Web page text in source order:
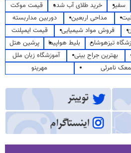
سفیر خرید طلای آب شده
قیمت موکت
مداحی اربعین
دوربین مداربسته
فروش مواد شیمیایی
قیمت ایمپلنت
تیزهوشان بلیط هواپیما
پرشین هتل
بهترین جراح بینی
آموزشگاه زبان ملل
نامرئی
مهرینو